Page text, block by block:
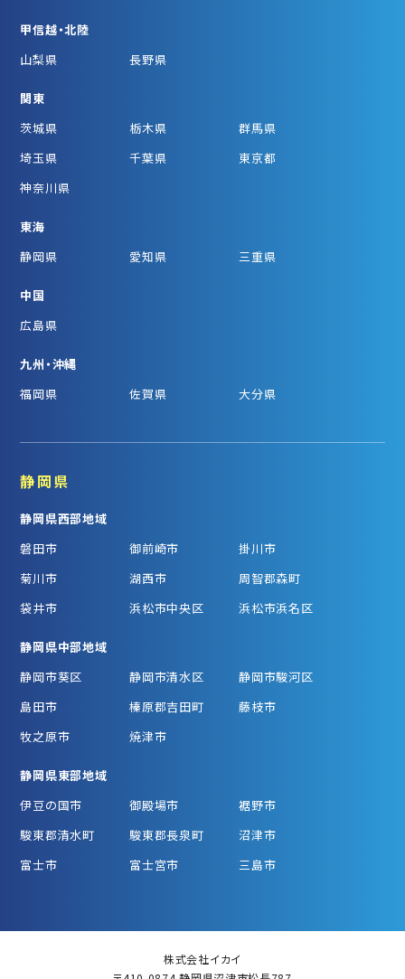
甲信越・北陸
山梨県
長野県
関東
茨城県
栃木県
群馬県
埼玉県
千葉県
東京都
神奈川県
東海
静岡県
愛知県 三重県
中国
広島県
九州・沖縄
福岡県
佐賀県 大分県
静岡県
静岡県西部地域
磐田市
御前崎市
掛川市
菊川市
湖西市
周智郡森町
袋井市
浜松市中央区 浜松市浜名区
静岡県中部地域
静岡市葵区
静岡市清水区
静岡市駿河区
島田市
榛原郡吉田町
藤枝市
牧之原市
焼津市
静岡県東部地域
伊豆の国市
御殿場市
裾野市
駿東郡清水町
駿東郡長泉町
沼津市
富士市
富士宮市 三島市
株式会社イカイ